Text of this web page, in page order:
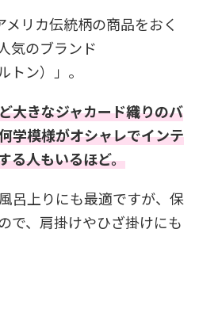
リカ伝統柄の商品をおく
気のブランド
トン）」。
大きなジャカード織りのバ
学模様がオシャレでインテ
る人もいるほど。
呂上りにも最適ですが、保
で、肩掛けやひざ掛けにも